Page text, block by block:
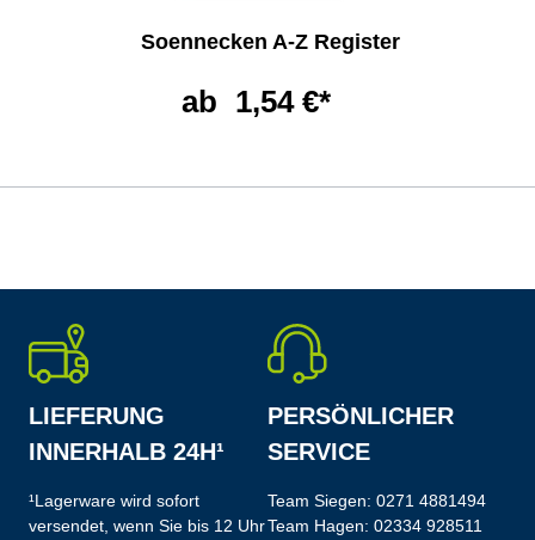
Soennecken A-Z Register
ab 1,54 €*
LIEFERUNG
INNERHALB 24H¹
¹Lagerware wird sofort
versendet, wenn Sie bis 12 Uhr
PERSÖNLICHER
SERVICE
Team Siegen: 0271 4881494
Team Hagen: 02334 928511